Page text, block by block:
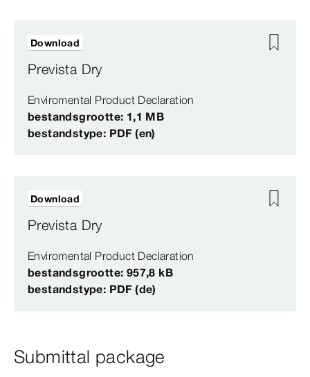
Prevista Dry
Enviromental Product Declaration
bestandsgrootte: 1,1 MB
bestandstype: PDF (en)
Download
Prevista Dry
Enviromental Product Declaration
bestandsgrootte: 957,8 kB
bestandstype: PDF (de)
Download
Submittal package